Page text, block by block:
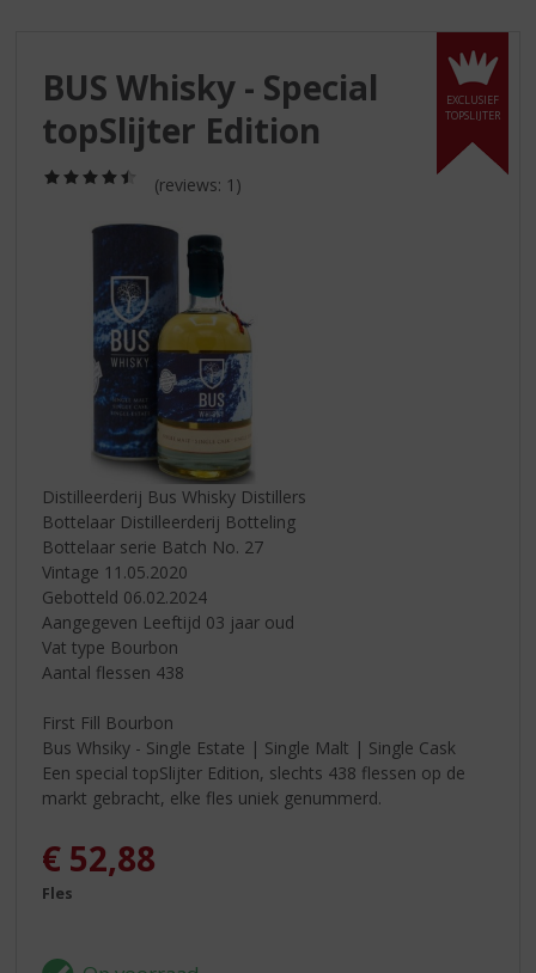
EXCLUSIEF
TOPSLIJTER
BUS Whisky - Special
topSlijter Edition
/
(reviews: 1)
Distilleerderij Bus Whisky Distillers
Bottelaar Distilleerderij Botteling
Bottelaar serie Batch No. 27
Vintage 11.05.2020
Gebotteld 06.02.2024
Aangegeven Leeftijd 03 jaar oud
Vat type Bourbon
Aantal flessen 438
First Fill Bourbon
Bus Whsiky - Single Estate | Single Malt | Single Cask
Een special topSlijter Edition, slechts 438 flessen op de
markt gebracht, elke fles uniek genummerd.
€ 52,88
Fles